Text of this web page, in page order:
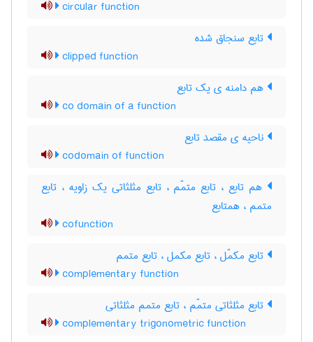
circular function
تابع سنجاق شده
clipped function
هم دامنه ی یک تابع
co domain of a function
ناحیه ی مقصد تابع
codomain of function
هم تابع ، تابع متمّم ، تابع مثلثاتی یک زاویه ، تابع
متمم ، همتابع
cofunction
تابع مکمّل ، تابع مکمل ، تابع متمم
complementary function
تابع مثلثاتی متمّم ، تابع متمم مثلثاتی
complementary trigonometric function